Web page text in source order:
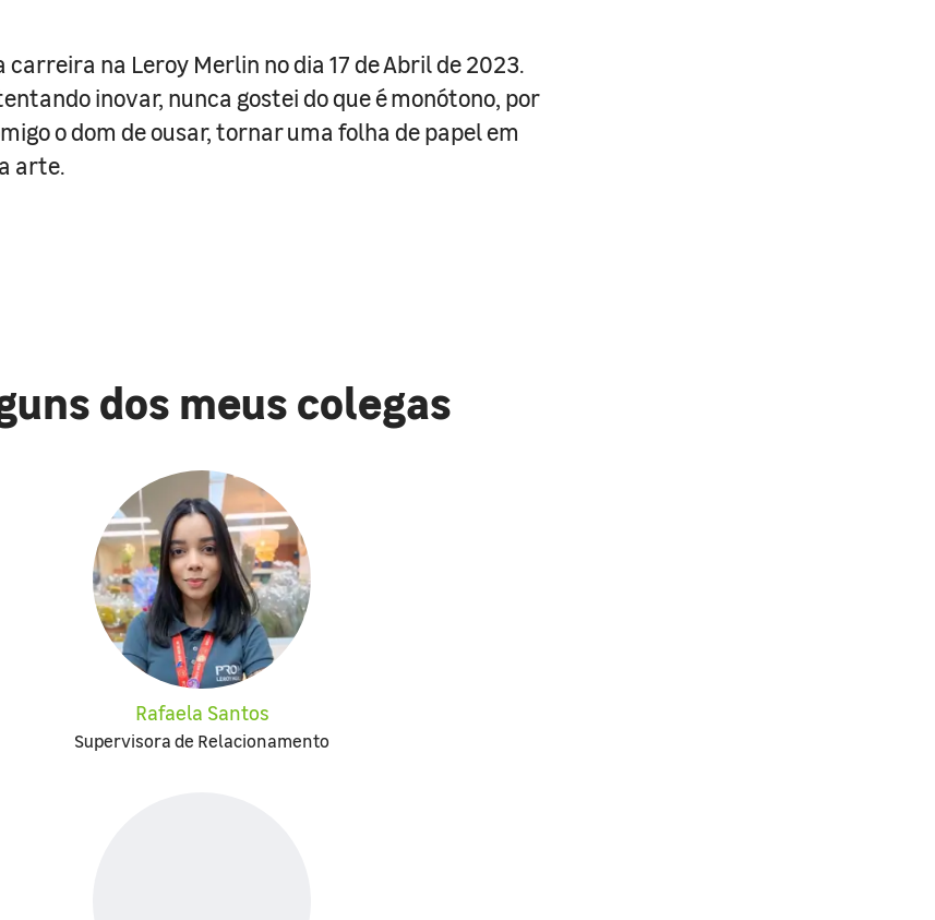
carreira na Leroy Merlin no dia 17 de Abril de 2023.
inovar, nunca gostei do que é monótono, por
o dom de ousar, tornar uma folha de papel em
arte.
dos meus colegas
Rafaela Santos
Supervisora de Relacionamento